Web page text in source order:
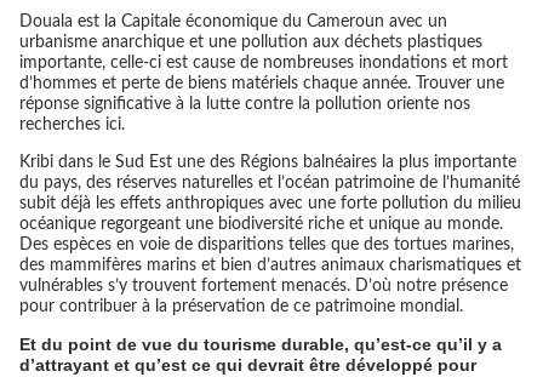
Douala est la Capitale économique du Cameroun avec un
urbanisme anarchique et une pollution aux déchets plastiques
importante, celle-ci est cause de nombreuses inondations et mort
d’hommes et perte de biens matériels chaque année. Trouver une
réponse significative à la lutte contre la pollution oriente nos
recherches ici.
Kribi dans le Sud Est une des Régions balnéaires la plus importante
du pays, des réserves naturelles et l’océan patrimoine de l’humanité
subit déjà les effets anthropiques avec une forte pollution du milieu
océanique regorgeant une biodiversité riche et unique au monde.
Des espèces en voie de disparitions telles que des tortues marines,
des mammifères marins et bien d’autres animaux charismatiques et
vulnérables s’y trouvent fortement menacés. D’où notre présence
pour contribuer à la préservation de ce patrimoine mondial.
Et du point de vue du tourisme durable, qu’est-ce qu’il y a
d’attrayant et qu’est ce qui devrait être développé pour